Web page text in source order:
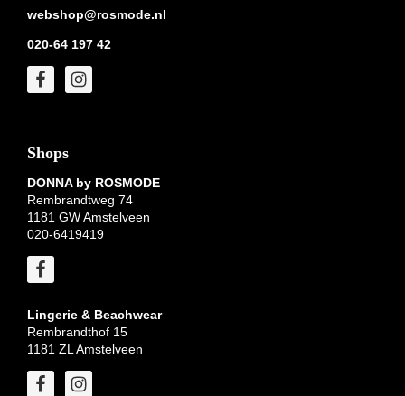
webshop@rosmode.nl
020-64 197 42
Shops
DONNA by ROSMODE
Rembrandtweg 74
1181 GW Amstelveen
020-6419419
Lingerie & Beachwear
Rembrandthof 15
1181 ZL Amstelveen